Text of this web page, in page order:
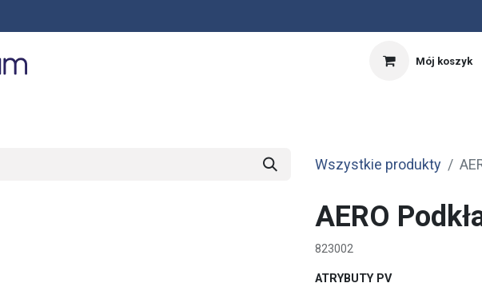
Mój koszyk
Wszystkie produkty
AERO
823002
ATRYBUTY PV